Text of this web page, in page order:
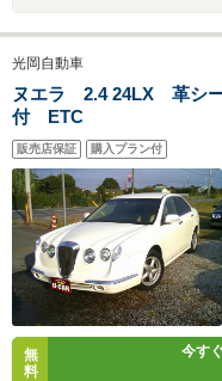
光岡自動車
ヌエラ 2.4 24LX 革シ
付 ETC
販売店保証 購入プラン付
無
料
今す